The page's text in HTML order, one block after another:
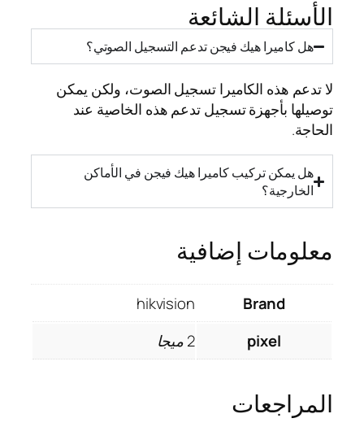
الأسئلة الشائعة
هل كاميرا هيك فيجن تدعم التسجيل الصوتي؟
لا تدعم هذه الكاميرا تسجيل الصوت، ولكن يمكن
توصيلها بأجهزة تسجيل تدعم هذه الخاصية عند
الحاجة.
هل يمكن تركيب كاميرا هيك فيجن في الأماكن
الخارجية؟
معلومات إضافية
Brand
hikvision
pixel
2 ميجا
المراجعات